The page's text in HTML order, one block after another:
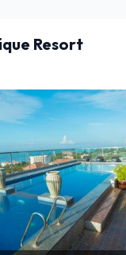
Resort